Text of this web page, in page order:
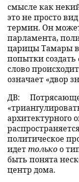
смысле как
это не просто
термин. Он
парламента,
царицы Тамары
попытки создать
слово
означает «двор
ДВ:
архитектурного
политическое
идеттолько о
быть понята
центр дома.